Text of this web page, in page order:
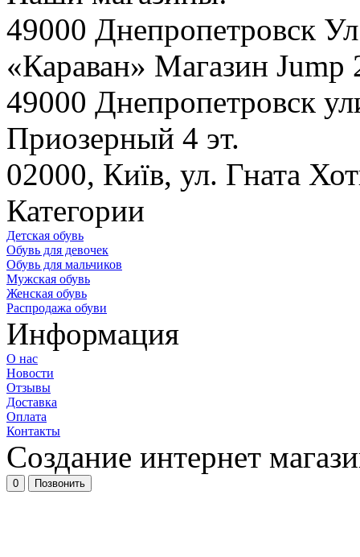
49000 Днепропетровск
«Караван» Магазин Jump
49000 Днепропетровск
Приозерный 4 эт.
02000, Київ, ул. Гната
Категории
Детская обувь
Обувь для девочек
Обувь для мальчиков
Мужская обувь
Женская обувь
Распродажа обуви
Информация
О нас
Новости
Отзывы
Доставка
Оплата
Контакты
Создание интернет
0 Позвонить